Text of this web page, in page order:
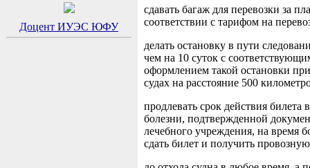
Доцент ИУЭС ЮФУ
сдавать багаж для перевозки за
соответствии с тарифом на
делать остановку в пути
чем на 10 суток с
оформлением такой остановки
судах на расстояние 500
продлевать срок действия билета
болезни, подтвержденной
лечебного учреждения, на время
сдать билет и получить